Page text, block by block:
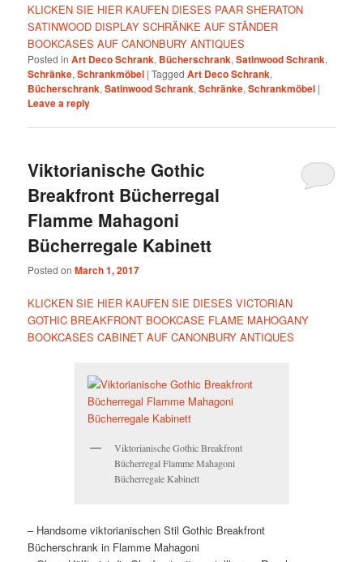
KLICKEN SIE HIER KAUFEN DIESES PAAR SHERATON
SATINWOOD DISPLAY SCHRÄNKE AUF STÄNDER
BOOKCASES AUF CANONBURY ANTIQUES
Posted in Art Deco Schrank, Bücherschrank,Satinwood Schrank,
Schränke,Schrankmöbel |Tagged Art Deco Schrank,
Bücherschrank,Satinwood Schrank,Schränke,Schrankmöbel |
Leave a reply
Viktorianische Gothic
Breakfront Bücherregal
Flamme Mahagoni
Bücherregale Kabinett
Posted onMarch 1, 2017
KLICKEN SIE HIER KAUFEN SIE DIESES VICTORIAN
GOTHIC BREAKFRONT BOOKCASE FLAME MAHOGANY
BOOKCASES CABINET AUF CANONBURY ANTIQUES
Viktorianische Gothic Breakfront
Bücherregal Flamme Mahagoni
Bücherregale Kabinett
– Handsome viktorianischen Stil Gothic Breakfront
Bücherschrank in Flamme Mahagoni